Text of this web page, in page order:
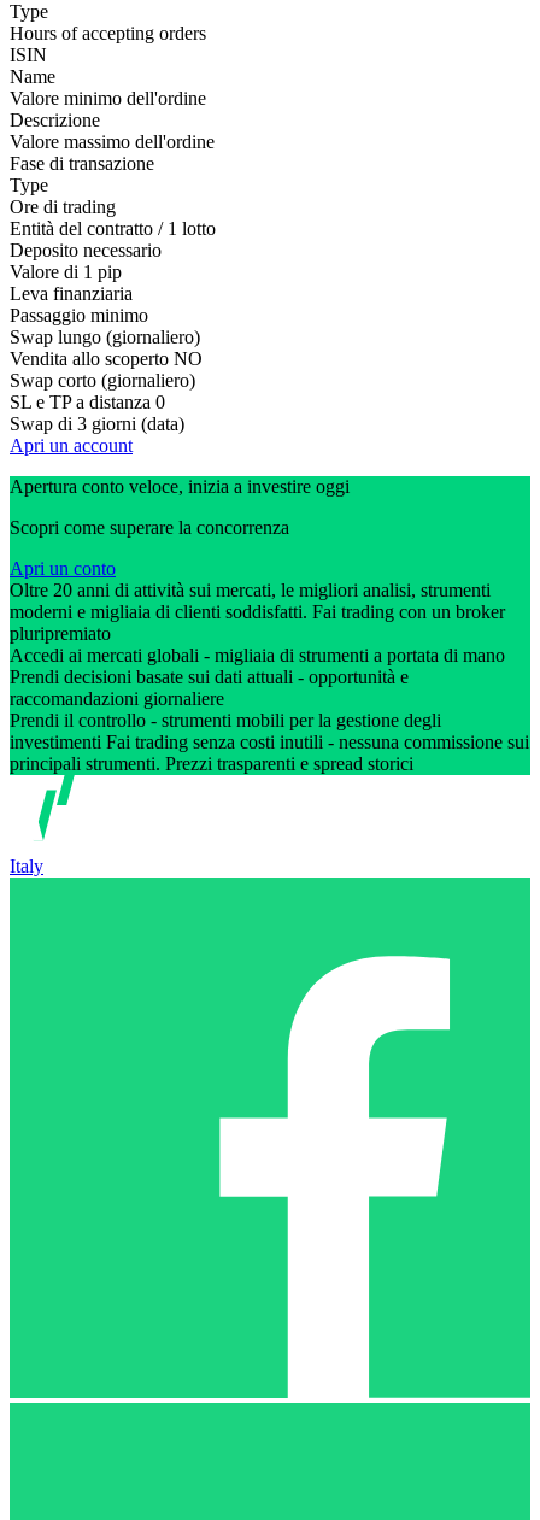
Type
Hours of accepting orders
ISIN
Name
Valore minimo dell'ordine
Descrizione
Valore massimo dell'ordine
Fase di transazione
Type
Ore di trading
Entità del contratto / 1 lotto
Deposito necessario
Valore di 1 pip
Leva finanziaria
Passaggio minimo
Swap lungo (giornaliero)
Vendita allo scoperto NO
Swap corto (giornaliero)
SL e TP a distanza 0
Swap di 3 giorni (data)
Apri un account
Apertura conto veloce, inizia a investire oggi
Scopri come superare la concorrenza
Apri un conto
Oltre 20 anni di attività sui mercati, le migliori analisi, strumenti
moderni e migliaia di clienti soddisfatti. Fai trading con un broker
pluripremiato
Accedi ai mercati globali - migliaia di strumenti a portata di mano
Prendi decisioni basate sui dati attuali - opportunità e
raccomandazioni giornaliere
Prendi il controllo - strumenti mobili per la gestione degli
investimenti Fai trading senza costi inutili - nessuna commissione sui
principali strumenti. Prezzi trasparenti e spread storici
Italy